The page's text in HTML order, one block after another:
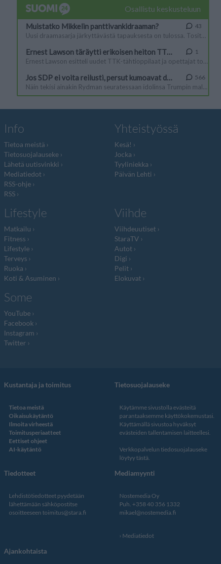
Info
Tietoa meistä
Tietosuojalauseke
Lähetä uutisvinkki
Mediatiedot
RSS-ohje
RSS
Yhteistyössä
Kesä!
Jocka
Tyyliniekka
Päivän Lehti
Lifestyle
Matkailu
Fitness
Lifestyle
Terveys
Ruoka
Koti & Asuminen
Viihde
Viihdeuutiset
StaraTV
Autot
Digi
Pelit
Elokuvat
Some
YouTube
Facebook
Instagram
Twitter
Kustantaja ja toimitus
Tietoa meistä
Oikaisukäytäntö
Ilmoita virheestä
Toimitusperiaatteet
Eettiset ohjeet
AI-käytäntö
Tietosuojalauseke
Käytämme sivustolla evästeitä
parantaaksemme käyttökokemustasi.
Käyttämällä sivustoa hyväksyt
evästeiden tallentamisen laitteellesi.
Verkkopalvelun tiedosuojalauseke
löytyy tästä.
Tiedotteet
Lehdistötiedotteet pyydetään
lähettämään sähköpostitse
osoitteeseen toimitus@stara.fi
Mediamyynti
Nostemedia Oy
Puh. +358 40 356 1332
mikael@nostemedia.fi
Mediatiedot
Ajankohtaista